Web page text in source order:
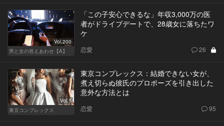
Vol.200
男と女の答えあわせ【A】
「この子安心できるな」年収3,000万の医
者がドライブデートで、28歳女に落ちたワ
ケ
恋愛 26
Vol.1
東京コンプレックス
東京コンプレックス：結婚できない女が、
煮え切らぬ彼氏のプロポーズを引き出した
意外な方法とは
恋愛 95